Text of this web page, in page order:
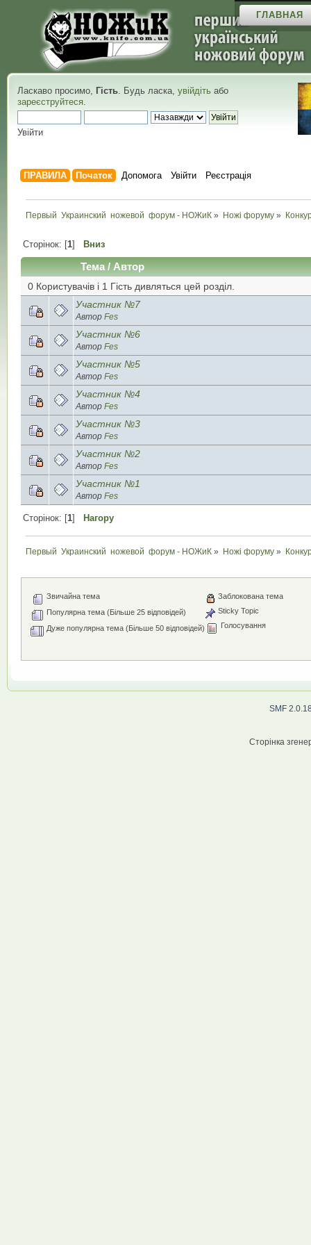
ГЛАВНАЯ
Ласкаво просимо, Гість. Будь ласка, увійдіть або
зареєструйтеся.
Увійти
ПРАВИЛА Початок Допомога Увійти Реєстрація
Первый  Украинский  ножевой  форум - НОЖиК » Ножі форуму »
Сторінок: [1] Вниз
Тема/Автор
0 Користувачів і 1 Гість дивляться цей розділ.
Участник №7
Автор Fes
Участник №6
Автор Fes
Участник №5
Автор Fes
Участник №4
Автор Fes
Участник №3
Автор Fes
Участник №2
Автор Fes
Участник №1
Автор Fes
Сторінок: [1] Нагору
Первый  Украинский  ножевой  форум - НОЖиК » Ножі форуму »
Звичайна тема
Популярна тема (Більше 25 відповідей)
Дуже популярна тема (Більше 50 відповідей)
Заблокована тема
Sticky Topic
Голосування
SMF
Сторінка